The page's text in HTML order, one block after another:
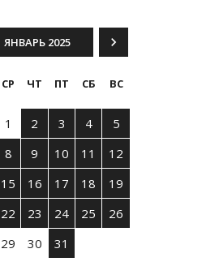
ЯНВАРЬ 2025
СР ЧТ ПТ СБ ВС
1 2 3 4
5
8 9 10 11
12
15 16 17 18
19
22 23 24 25
26
29 30 31